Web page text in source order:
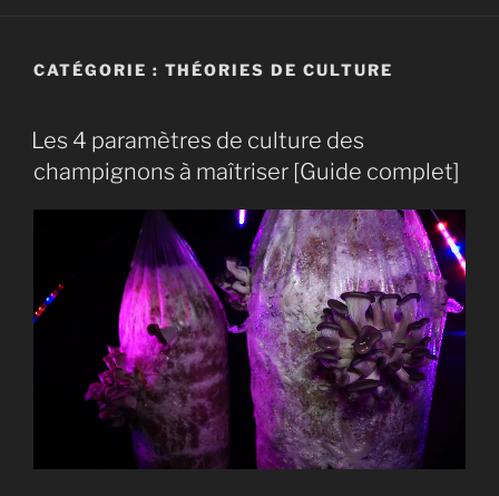
CATÉGORIE : THÉORIES DE CULTURE
Les 4 paramètres de culture des
champignons à maîtriser [Guide complet]